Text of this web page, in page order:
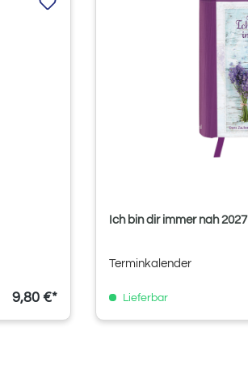
9,80 €*
Ich bin dir immer nah 2027
Terminkalender
Lieferbar